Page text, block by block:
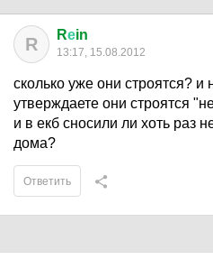
R Rеin
13:17, 15.08.2012
сколько уже они строятся? и
утверждаете они строятся
и в екб сносили ли хоть раз
дома?
Ответить